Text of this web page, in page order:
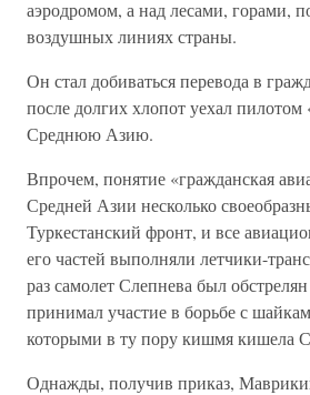
аэродромом, а над лесами, горами,
воздушных линиях страны.
Он стал добиваться перевода в
после долгих хлопот уехал пилотом
Среднюю Азию.
Впрочем, понятие «гражданская
Средней Азии несколько
Туркестанский фронт, и все
его частей выполняли летчики-
раз самолет Слепнева был
принимал участие в борьбе с
которыми в ту пору кишмя кишела
Однажды, получив приказ,